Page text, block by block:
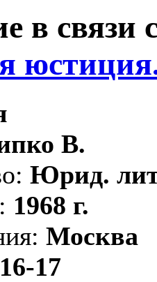
в связи
В.
Юрид.
1968 г.
Москва
16-17